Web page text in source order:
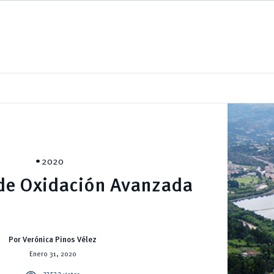
2020
Oxidación Avanzada
Por Verónica Pinos Vélez
Enero 31, 2020